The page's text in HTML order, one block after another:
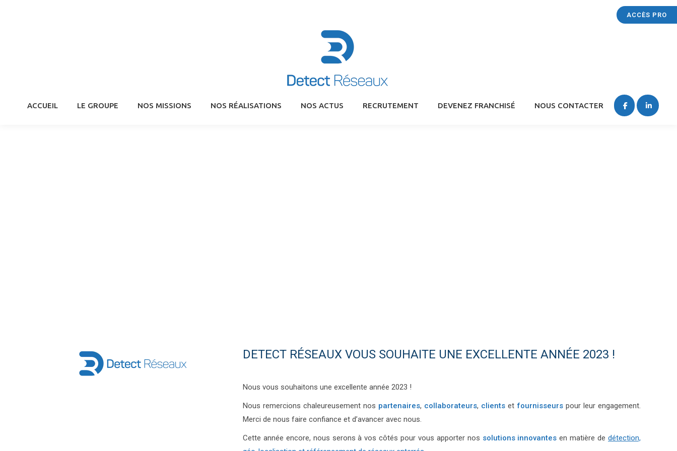
ACCÈS PRO
ACCUEIL LE GROUPE NOS MISSIONS NOS RÉALISATIONS NOS ACTUS RECRUTEMENT DEVENEZ FRANCHISÉ NOUS CONTACTER
DETECT RÉSEAUX VOUS SOUHAITE UNE EXCELLENTE ANNÉE 2023 !
Nous vous souhaitons une excellente année 2023 !
Nous remercions chaleureusement nos partenaires, collaborateurs, clients et fournisseurs pour leur engagement.
Merci de nous faire confiance et d’avancer avec nous.
Cette année encore, nous serons à vos côtés pour vous apporter nos solutions innovantes en matière dedétection,